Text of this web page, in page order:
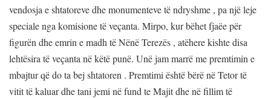
vendosja e shtatoreve dhe monumenteve të ndryshme , pa një leje
speciale nga komisione të veçanta. Mirpo, kur bëhet fjaëe për
figurën dhe emrin e madh të Nënë Terezës , atëhere kishte disa
lehtësira të veçanta në këtë punë. Unë jam marrë me premtimin e
mbajtur që do ta bej shtatoren . Premtimi është bërë në Tetor të
vitit të kaluar dhe tani jemi në fund te Majit dhe në fillim të